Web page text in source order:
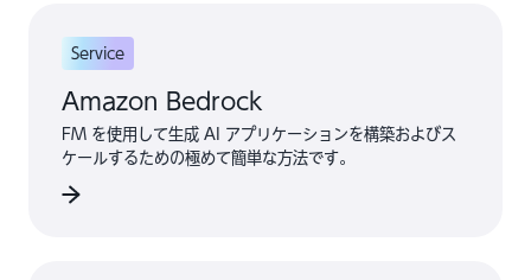
Service
Amazon Bedrock
FM を使用して生成 AI アプリケーションを構築およびス
ケールするための極めて簡単な方法です。